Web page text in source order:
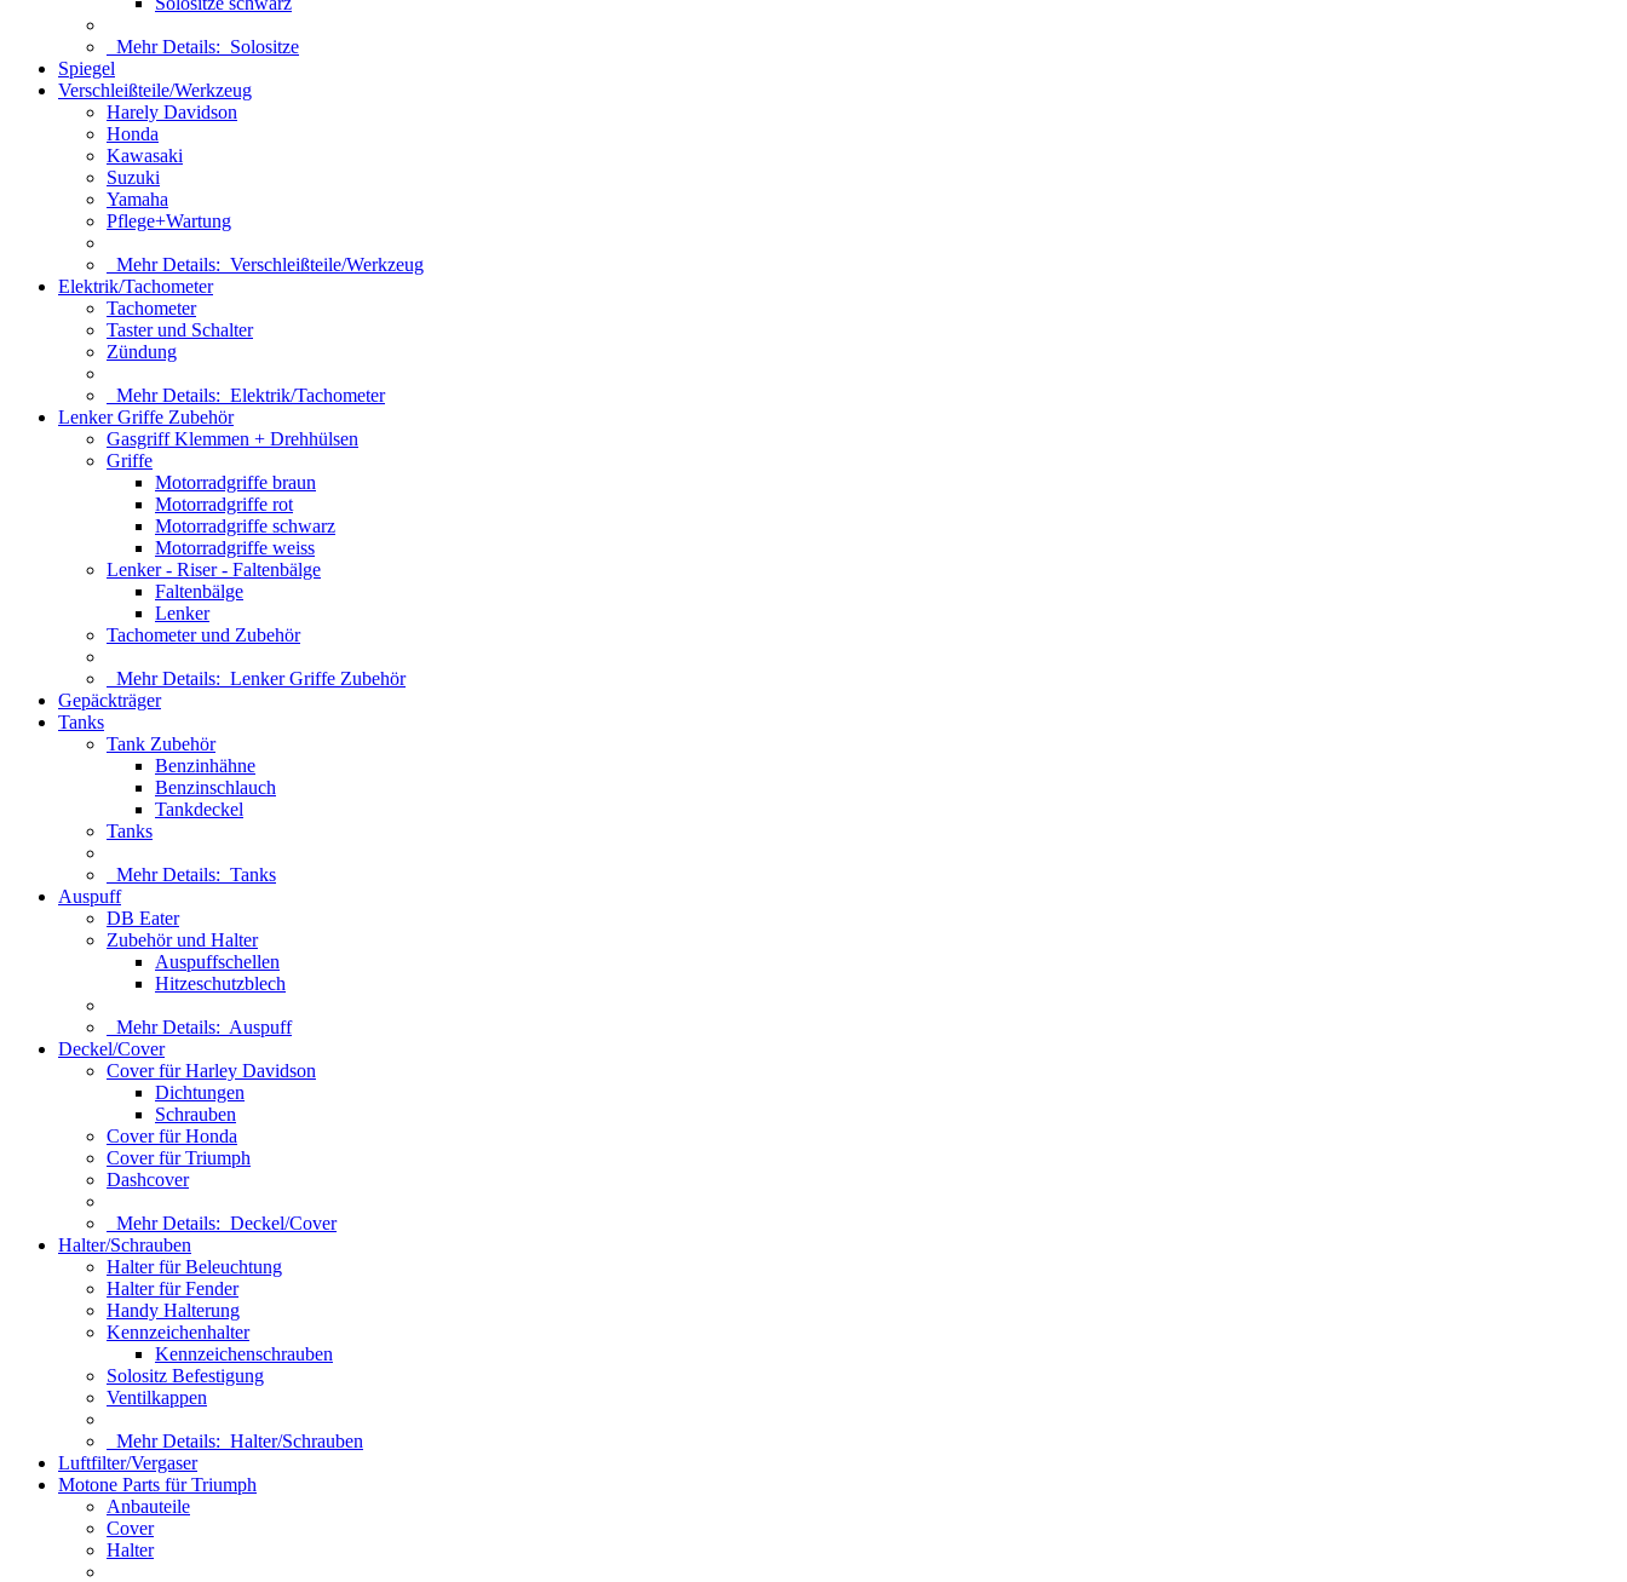
Mehr Details: Solositze
Spiegel
Verschleißteile/Werkzeug
Harely Davidson
Honda
Kawasaki
Suzuki
Yamaha
Pflege+Wartung
Mehr Details: Verschleißteile/Werkzeug
Elektrik/Tachometer
Tachometer
Taster und Schalter
Zündung
Mehr Details: Elektrik/Tachometer
Lenker Griffe Zubehör
Gasgriff Klemmen + Drehhülsen
Griffe
Motorradgriffe braun
Motorradgriffe rot
Motorradgriffe schwarz
Motorradgriffe weiss
Lenker - Riser - Faltenbälge
Faltenbälge
Lenker
Tachometer und Zubehör
Mehr Details: Lenker Griffe Zubehör
Gepäckträger
Tanks
Tank Zubehör
Benzinhähne
Benzinschlauch
Tankdeckel
Tanks
Mehr Details: Tanks
Auspuff
DB Eater
Zubehör und Halter
Auspuffschellen
Hitzeschutzblech
Mehr Details: Auspuff
Deckel/Cover
Cover für Harley Davidson
Dichtungen
Schrauben
Cover für Honda
Cover für Triumph
Dashcover
Mehr Details: Deckel/Cover
Halter/Schrauben
Halter für Beleuchtung
Halter für Fender
Handy Halterung
Kennzeichenhalter
Kennzeichenschrauben
Solositz Befestigung
Ventilkappen
Mehr Details: Halter/Schrauben
Luftfilter/Vergaser
Motone Parts für Triumph
Anbauteile
Cover
Halter